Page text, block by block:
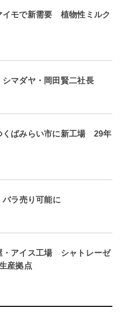
イモで新需要 植物性ミルク
シマダヤ・岡田賢二社長
くばみらい市に新工場 29年
ラ売り可能に
・アイス工場 シャトレーゼ
産拠点